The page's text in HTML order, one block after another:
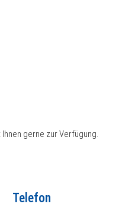
Ihnen gerne zur Verfügung.
Telefon